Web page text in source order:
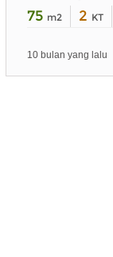
75 m2 2 KT
10 bulan yang lalu